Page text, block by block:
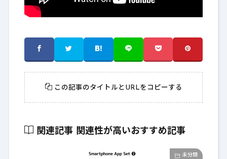
この記事のタイトルとURLをコピーする
関連記事 関連性が高いおすすめ記事
未分類